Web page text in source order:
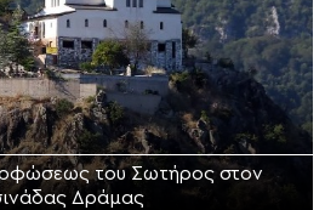
του Σωτήρος στον
Δράμας